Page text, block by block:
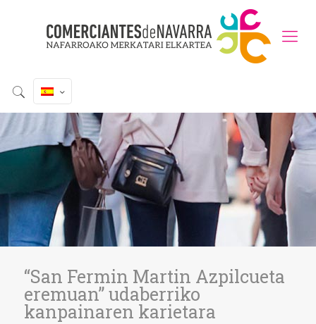
“San Fermin Martin Azpilcueta
eremuan” udaberriko
kanpainaren karietara